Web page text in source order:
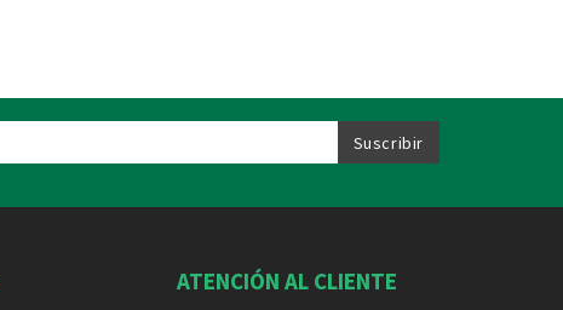
ATENCIÓN AL CLIENTE